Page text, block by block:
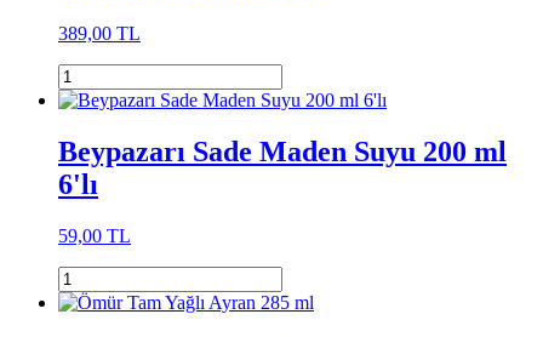
389,00 TL
Beypazarı Sade Maden Suyu 200 ml
6'lı
59,00 TL